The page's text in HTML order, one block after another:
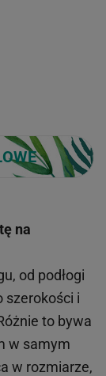
na
od podłogi
szerokości i
to bywa
w samym
w rozmiarze,